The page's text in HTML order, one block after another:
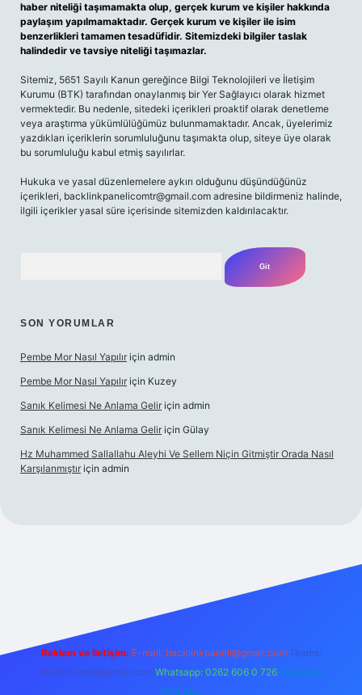
haber niteliği taşımamakta olup, gerçek kurum ve kişiler hakkında
paylaşım yapılmamaktadır. Gerçek kurum ve kişiler ile isim
benzerlikleri tamamen tesadüfidir. Sitemizdeki bilgiler taslak
halindedir ve tavsiye niteliği taşımazlar.
Sitemiz, 5651 Sayılı Kanun gereğince Bilgi Teknolojileri ve İletişim
Kurumu (BTK) tarafından onaylanmış bir Yer Sağlayıcı olarak hizmet
vermektedir. Bu nedenle, sitedeki içerikleri proaktif olarak denetleme
veya araştırma yükümlülüğümüz bulunmamaktadır. Ancak, üyelerimiz
yazdıkları içeriklerin sorumluluğunu taşımakta olup, siteye üye olarak
bu sorumluluğu kabul etmiş sayılırlar.
Hukuka ve yasal düzenlemelere aykırı olduğunu düşündüğünüz
içerikleri, backlinkpanelicomtr@gmail.com adresine bildirmeniz halinde,
ilgili içerikler yasal süre içerisinde sitemizden kaldırılacaktır.
SON YORUMLAR
Pembe Mor Nasıl Yapılır için admin
Pembe Mor Nasıl Yapılır için Kuzey
Sanık Kelimesi Ne Anlama Gelir için admin
Sanık Kelimesi Ne Anlama Gelir için Gülay
Hz Muhammed Sallallahu Aleyhi Ve Sellem Niçin Gitmiştir Orada Nasıl
Karşılanmıştır için admin
Reklam ve İletişim: E-mail: backlinkpaneli@gmail.com Teams:
forumhizmeti@gmail.com Whatsapp: 0262 606 0 726 Telegram:
@karabul